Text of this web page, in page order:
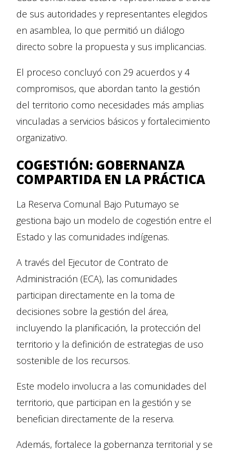
de sus autoridades y representantes elegidos
en asamblea, lo que permitió un diálogo
directo sobre la propuesta y sus implicancias.
El proceso concluyó con 29 acuerdos y 4
compromisos, que abordan tanto la gestión
del territorio como necesidades más amplias
vinculadas a servicios básicos y fortalecimiento
organizativo.
COGESTIÓN: GOBERNANZA
COMPARTIDA EN LA PRÁCTICA
La Reserva Comunal Bajo Putumayo se
gestiona bajo un modelo de cogestión entre el
Estado y las comunidades indígenas.
A través del Ejecutor de Contrato de
Administración (ECA), las comunidades
participan directamente en la toma de
decisiones sobre la gestión del área,
incluyendo la planificación, la protección del
territorio y la definición de estrategias de uso
sostenible de los recursos.
Este modelo involucra a las comunidades del
territorio, que participan en la gestión y se
benefician directamente de la reserva.
Además, fortalece la gobernanza territorial y se